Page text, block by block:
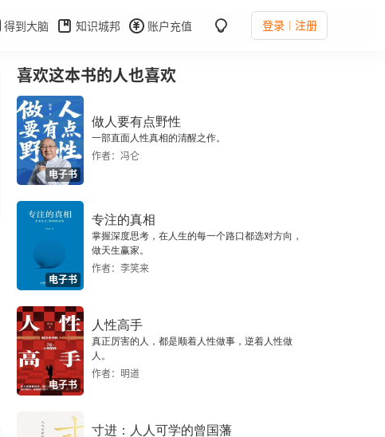
得到大脑 知识城邦 账户充值 登录 注册
喜欢这本书的人也喜欢
电子书
做人要有点野性
一部直面人性真相的清醒之作。
作者：冯仑
电子书
专注的真相
掌握深度思考，在人生的每一个路口都选对方向，
做天生赢家。
作者：李笑来
电子书
人性高手
真正厉害的人，都是顺着人性做事，逆着人性做
人。
作者：明道
寸进：人人可学的曾国藩